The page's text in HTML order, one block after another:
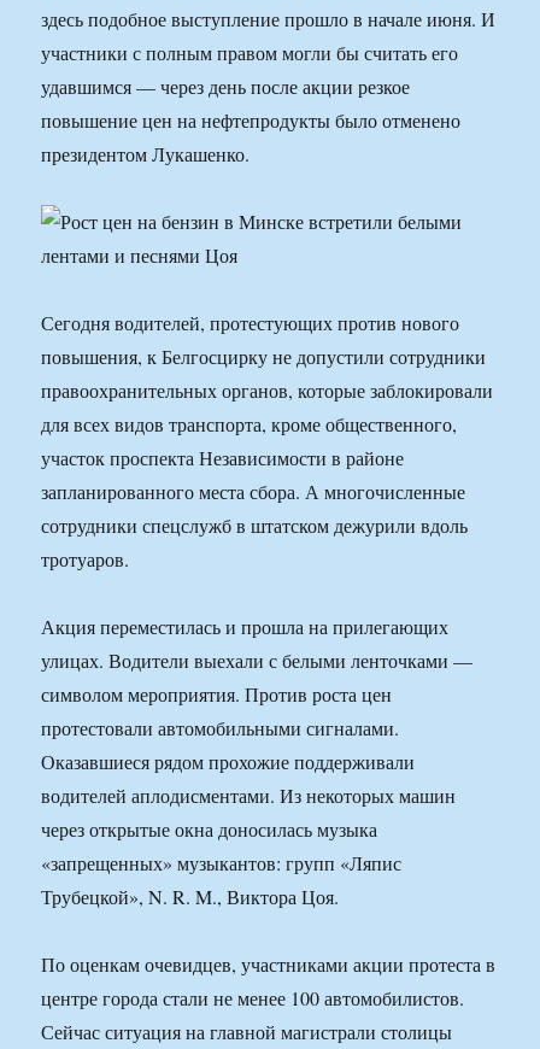
здесь подобное выступление прошло в начале июня. И
участники с полным правом могли бы считать его
удавшимся — через день после акции резкое
повышение цен на нефтепродукты было отменено
президентом Лукашенко.
Сегодня водителей, протестующих против нового
повышения, к Белгосцирку не допустили сотрудники
правоохранительных органов, которые заблокировали
для всех видов транспорта, кроме общественного,
участок проспекта Независимости в районе
запланированного места сбора. А многочисленные
сотрудники спецслужб в штатском дежурили вдоль
тротуаров.
Акция переместилась и прошла на прилегающих
улицах. Водители выехали с белыми ленточками —
символом мероприятия. Против роста цен
протестовали автомобильными сигналами.
Оказавшиеся рядом прохожие поддерживали
водителей аплодисментами. Из некоторых машин
через открытые окна доносилась музыка
«запрещенных» музыкантов: групп «Ляпис
Трубецкой», N. R. M., Виктора Цоя.
По оценкам очевидцев, участниками акции протеста в
центре города стали не менее 100 автомобилистов.
Сейчас ситуация на главной магистрали столицы